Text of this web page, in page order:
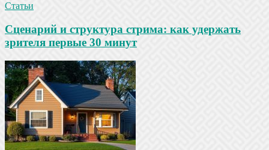
Статьи
Сценарий и структура стрима: как удержать
зрителя первые 30 минут